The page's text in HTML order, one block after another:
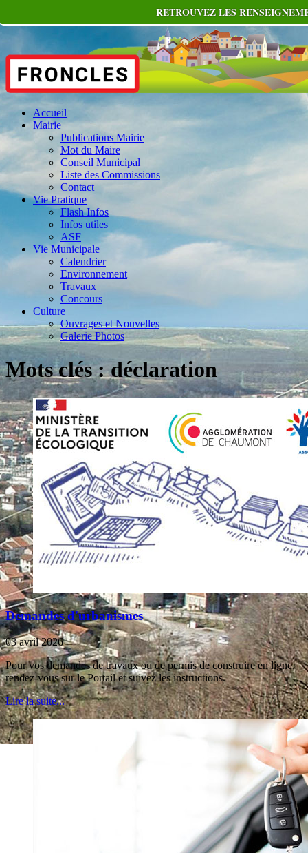
Accueil
Mairie
Publications Mairie
Mot du Maire
Conseil Municipal
Liste des Commissions
Contact
Vie Pratique
Flash Infos
Infos utiles
ASF
Vie Municipale
Calendrier
Environnement
Travaux
Concours
Culture
Ouvrages et Nouvelles
Galerie Photos
Mots clés : déclaration
Demandes d'urbanismes
03 avril 2026
Pour vos demandes de travaux ou de permis de construire en ligne,
rendez-vous sur le Portail et suivez les instructions.
Lire la suite...
RETROUVEZ LES